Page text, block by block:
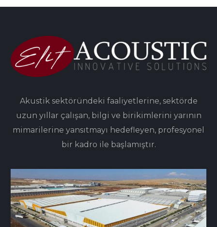
Akustik sektöründeki faaliyetlerine, sektörde
uzun yıllar çalışan, bilgi ve birikimlerini yarının
mimarilerine yansıtmayı hedefleyen, profesyonel
bir kadro ile başlamıştır.